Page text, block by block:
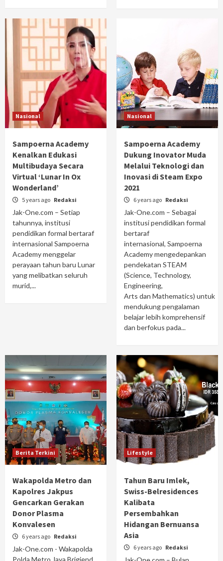
Nasional
Sampoerna Academy
Kenalkan Edukasi
Multibudaya Secara
Virtual ‘Lunar In Ox
Wonderland’
5 years ago Redaksi
Jak-One.com – Setiap
tahunnya, institusi
pendidikan formal bertaraf
internasional Sampoerna
Academy menggelar
perayaan tahun baru Lunar
yang melibatkan seluruh
murid,...
Nasional
Sampoerna Academy
Dukung Inovator Muda
Melalui Teknologi dan
Inovasi di Steam Expo
2021
6 years ago Redaksi
Jak-One.com – Sebagai
institusi pendidikan formal
bertaraf
internasional, Sampoerna
Academy mengedepankan
pendekatan STEAM
(Science, Technology,
Engineering,
Arts dan Mathematics) untuk
mendukung pengalaman
belajar lebih komprehensif
dan berfokus pada...
Berita Terkini
Wakapolda Metro dan
Kapolres Jakpus
Gencarkan Gerakan
Donor Plasma
Konvalesen
6 years ago Redaksi
Jak-One.com - Wakapolda
Lifestyle
Tahun Baru Imlek,
Swiss-Belresidences
Kalibata
Persembahkan
Hidangan Bernuansa
Asia
6 years ago Redaksi